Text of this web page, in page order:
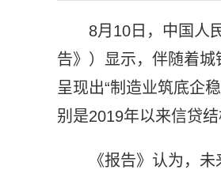
8月10日，中国人
告》）显示，伴随着
呈现出“制造业筑底企
别是2019年以来信贷结
《报告》认为，